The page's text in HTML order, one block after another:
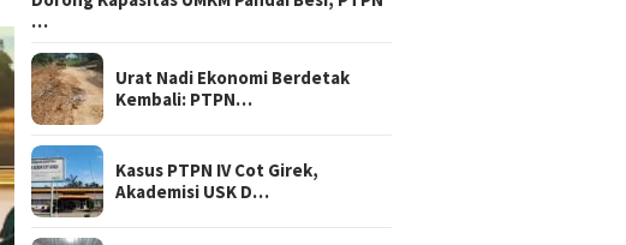
…
Urat Nadi Ekonomi Berdetak
Kembali: PTPN…
Kasus PTPN IV Cot Girek,
Akademisi USK D…